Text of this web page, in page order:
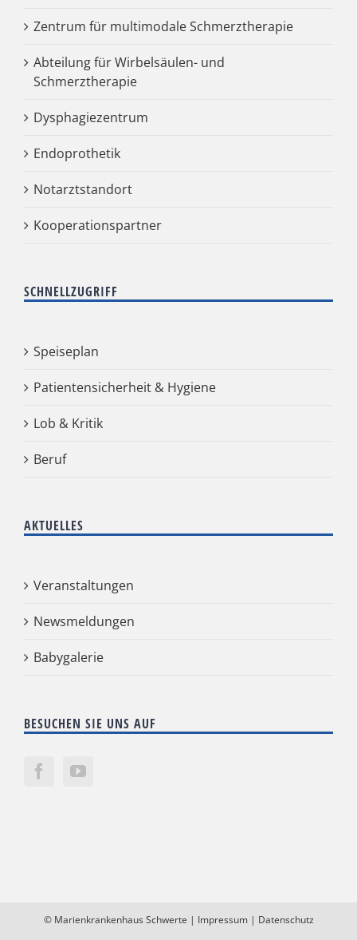
Zentrum für multimodale Schmerztherapie
Abteilung für Wirbelsäulen- und
Schmerztherapie
Dysphagiezentrum
Endoprothetik
Notarztstandort
Kooperationspartner
SCHNELLZUGRIFF
Speiseplan
Patientensicherheit & Hygiene
Lob & Kritik
Beruf
AKTUELLES
Veranstaltungen
Newsmeldungen
Babygalerie
BESUCHEN SIE UNS AUF
© Marienkrankenhaus Schwerte | Impressum| Datenschutz